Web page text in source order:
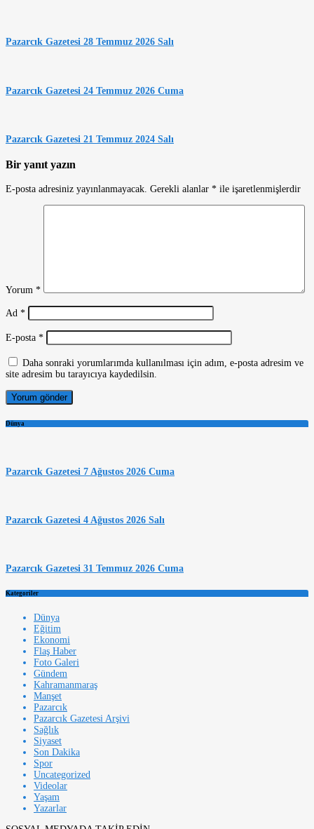
Pazarcık Gazetesi 28 Temmuz 2026 Salı
Pazarcık Gazetesi 24 Temmuz 2026 Cuma
Pazarcık Gazetesi 21 Temmuz 2024 Salı
Bir yanıt yazın
E-posta adresiniz yayınlanmayacak. Gerekli alanlar * ile işaretlenmişlerdir
Yorum *
Ad *
E-posta *
Daha sonraki yorumlarımda kullanılması için adım, e-posta adresim ve
site adresim bu tarayıcıya kaydedilsin.
Dünya
Pazarcık Gazetesi 7 Ağustos 2026 Cuma
Pazarcık Gazetesi 4 Ağustos 2026 Salı
Pazarcık Gazetesi 31 Temmuz 2026 Cuma
Kategoriler
Dünya
Eğitim
Ekonomi
Flaş Haber
Foto Galeri
Gündem
Kahramanmaraş
Manşet
Pazarcık
Pazarcık Gazetesi Arşivi
Sağlık
Siyaset
Son Dakika
Spor
Uncategorized
Videolar
Yaşam
Yazarlar